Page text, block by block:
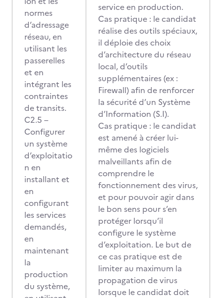
normes
d’adressage
réseau, en
utilisant les
passerelles
et en
intégrant les
contraintes
de transits.
C2.5 –
Configurer
un système
d’exploitatio
n en
installant et
en
configurant
les services
demandés,
en
maintenant
la
production
du système,
service en production.
Cas pratique : le candidat
réalise des outils spéciaux,
il déploie des choix
d’architecture du réseau
local, d’outils
supplémentaires (ex :
Firewall) afin de renforcer
la sécurité d’un Système
d’Information (S.I).
Cas pratique : le candidat
est amené à créer lui-
même des logiciels
malveillants afin de
comprendre le
fonctionnement des virus,
et pour pouvoir agir dans
le bon sens pour s’en
protéger lorsqu’il
configure le système
d’exploitation. Le but de
ce cas pratique est de
limiter au maximum la
propagation de virus
lorsque le candidat doit